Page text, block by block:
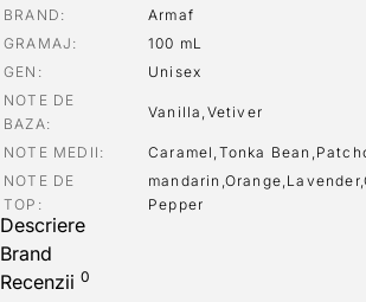
BRAND
Armaf
GRAMAJ
100 mL
GEN
Unisex
NOTE DE
BAZA
Vanilla,Vetiver
NOTE MEDII
Caramel,Tonka
NOTE DE
TOP
Pepper
Descriere
Brand
Recenzii 0